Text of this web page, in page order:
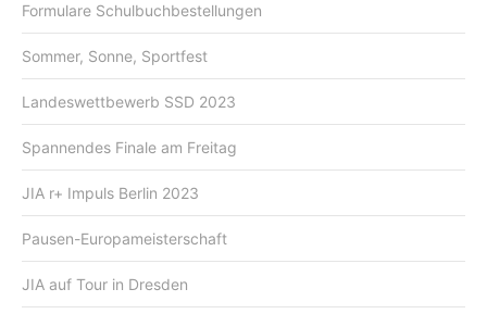
Formulare Schulbuchbestellungen
Sommer, Sonne, Sportfest
Landeswettbewerb SSD 2023
Spannendes Finale am Freitag
JIA r+ Impuls Berlin 2023
Pausen-Europameisterschaft
JIA auf Tour in Dresden